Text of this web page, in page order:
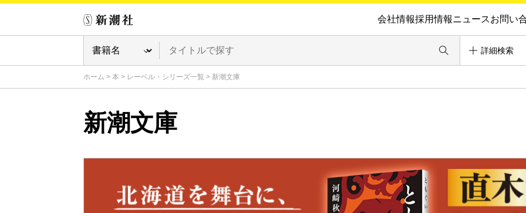
会社情報採用情報ニュースお問い
詳細検索
ホーム > 本 > レーベル・シリーズ一覧 > 新潮文庫
新潮文庫